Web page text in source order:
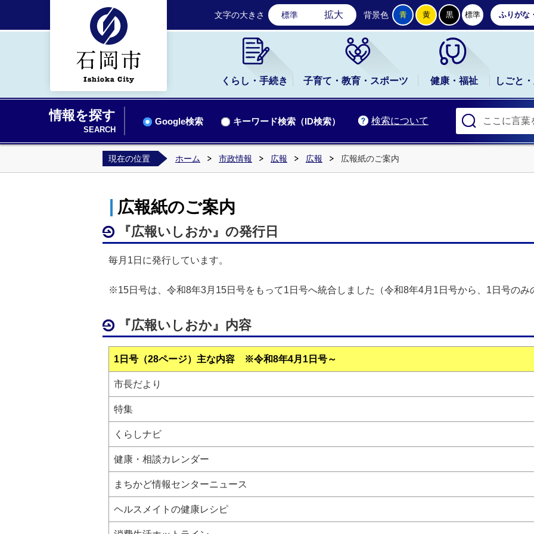
石岡市公式ホームページ
文字の大きさ 標準 拡大 背景色 青 黄 黒 標準 ふりがな
くらし・手続き 子育て・教育・スポーツ 健康・福祉 しごと
情報を探す
SEARCH
検索について
Google検索 キーワード検索（ID検索）
現在の位置 ホーム 市政情報 広報 広報 広報紙のご案内
広報紙のご案内
『広報いしおか』の発行日
毎月1日に発行しています。
※15日号は、令和8年3月15日号をもって1日号へ統合しました（令和8年4月1日号から、1日号のみ
『広報いしおか』内容
1日号（28ページ）主な内容 ※令和8年4月1日号～
市長だより
特集
くらしナビ
健康・相談カレンダー
まちかど情報センターニュース
ヘルスメイトの健康レシピ